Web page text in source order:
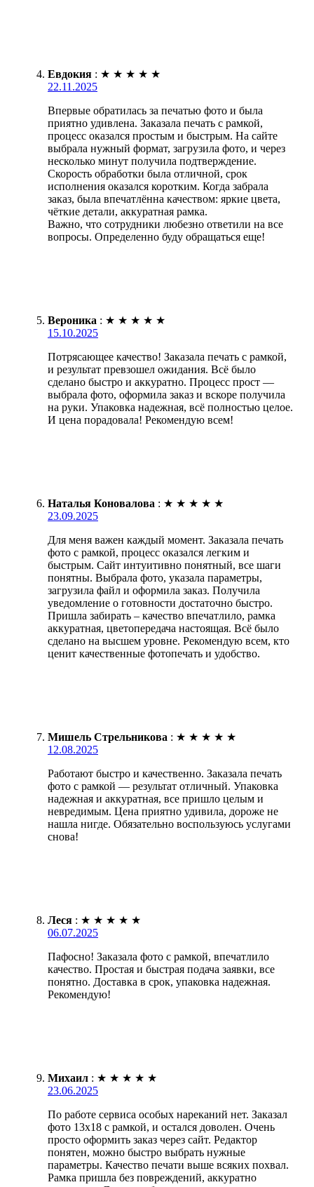
Евдокия : ★ ★ ★ ★ ★
22.11.2025
Впервые обратилась за печатью фото и была
приятно удивлена. Заказала печать с рамкой,
процесс оказался простым и быстрым. На сайте
выбрала нужный формат, загрузила фото, и через
несколько минут получила подтверждение.
Скорость обработки была отличной, срок
исполнения оказался коротким. Когда забрала
заказ, была впечатлённа качеством: яркие цвета,
чёткие детали, аккуратная рамка.
Важно, что сотрудники любезно ответили на все
вопросы. Определенно буду обращаться еще!
Вероника : ★ ★ ★ ★ ★
15.10.2025
Потрясающее качество! Заказала печать с рамкой,
и результат превзошел ожидания. Всё было
сделано быстро и аккуратно. Процесс прост —
выбрала фото, оформила заказ и вскоре получила
на руки. Упаковка надежная, всё полностью целое.
И цена порадовала! Рекомендую всем!
Наталья Коновалова : ★ ★ ★ ★ ★
23.09.2025
Для меня важен каждый момент. Заказала печать
фото с рамкой, процесс оказался легким и
быстрым. Сайт интуитивно понятный, все шаги
понятны. Выбрала фото, указала параметры,
загрузила файл и оформила заказ. Получила
уведомление о готовности достаточно быстро.
Пришла забирать – качество впечатлило, рамка
аккуратная, цветопередача настоящая. Всё было
сделано на высшем уровне. Рекомендую всем, кто
ценит качественные фотопечать и удобство.
Мишель Стрельникова : ★ ★ ★ ★ ★
12.08.2025
Работают быстро и качественно. Заказала печать
фото с рамкой — результат отличный. Упаковка
надежная и аккуратная, все пришло целым и
невредимым. Цена приятно удивила, дороже не
нашла нигде. Обязательно воспользуюсь услугами
снова!
Леся : ★ ★ ★ ★ ★
06.07.2025
Пафосно! Заказала фото с рамкой, впечатлило
качество. Простая и быстрая подача заявки, все
понятно. Доставка в срок, упаковка надежная.
Рекомендую!
Михаил : ★ ★ ★ ★ ★
23.06.2025
По работе сервиса особых нареканий нет. Заказал
фото 13х18 с рамкой, и остался доволен. Очень
просто оформить заказ через сайт. Редактор
понятен, можно быстро выбрать нужные
параметры. Качество печати выше всяких похвал.
Рамка пришла без повреждений, аккуратно